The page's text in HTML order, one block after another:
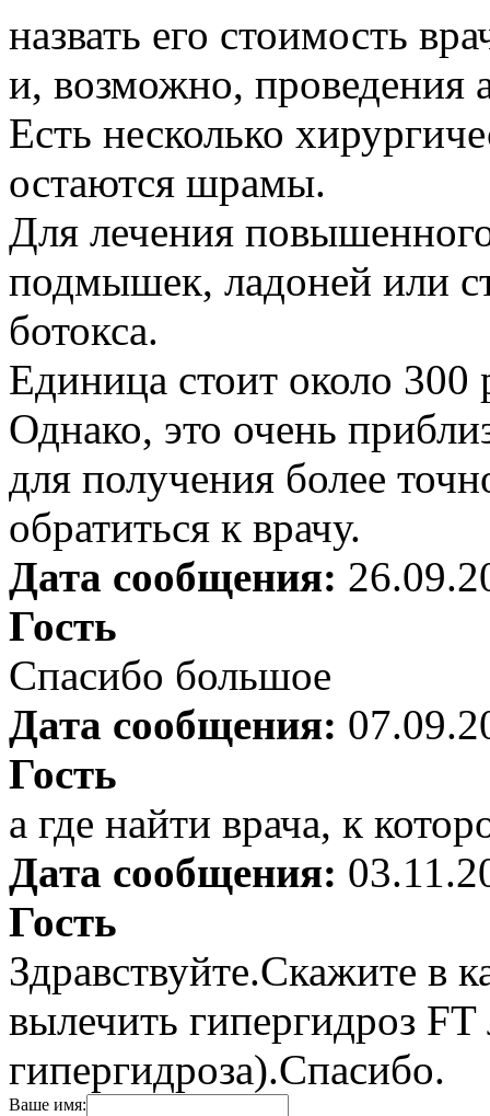
назвать его стоимость
и, возможно, проведения
Есть несколько
остаются шрамы.
Для лечения
подмышек, ладоней или
ботокса.
Единица стоит около 300
Однако, это очень
для получения более
обратиться к врачу.
Дата сообщения:
Гость
Спасибо большое
Дата сообщения:
Гость
а где найти врача, к
Дата сообщения:
Гость
Здравствуйте.Скажите в
вылечить гипергидроз
гипергидроза).Спасибо.
Ваше имя: